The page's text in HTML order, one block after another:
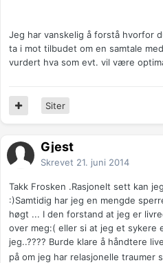
Jeg har vanskelig å forstå hvorfor
ta i mot tilbudet om en samtale
vurdert hva som evt. vil være
Siter
Gjest
Skrevet 21. juni 2014
Takk Frosken .Rasjonelt sett kan
:)Samtidig har jeg en mengde
høgt ... I den forstand at jeg er
over meg:( eller si at jeg et sykere
jeg..???? Burde klare å håndtere
på om jeg har relasjonelle traumer